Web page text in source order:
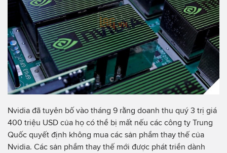
Nvidia đã tuyên bố vào tháng 9 rằng doanh thu quý 3 trị giá
400 triệu USD của họ có thể bị mất nếu các công ty Trung
Quốc quyết định không mua các sản phẩm thay thế của
Nvidia. Các sản phẩm thay thế mới được phát triển dành